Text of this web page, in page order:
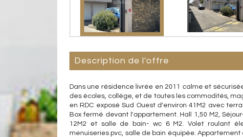
description de l'offre
Dans une résidence livrée en 2011 calme et
des écoles, collège, et de toutes les commodités,
en RDC exposé Sud Ouest d'environ 41M2 avec
Box fermé devant l'appartement. Hall 1,50 M2,
12M2 et salle de bain- wc 6 M2. Volet roulant
menuiseries pvc, salle de bain équipée. Appartement